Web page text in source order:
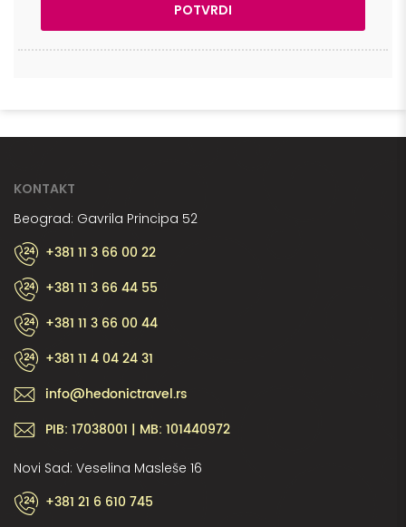
KONTAKT
Beograd: Gavrila Principa 52
+381 11 3 66 00 22
+381 11 3 66 44 55
+381 11 3 66 00 44
+381 11 4 04 24 31
info@hedonictravel.rs
PIB: 17038001 | MB: 101440972
Novi Sad: Veselina Masleše 16
+381 21 6 610 745